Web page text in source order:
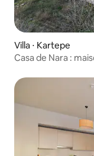
Villa ⋅ Kartepe
Casa de Nara :